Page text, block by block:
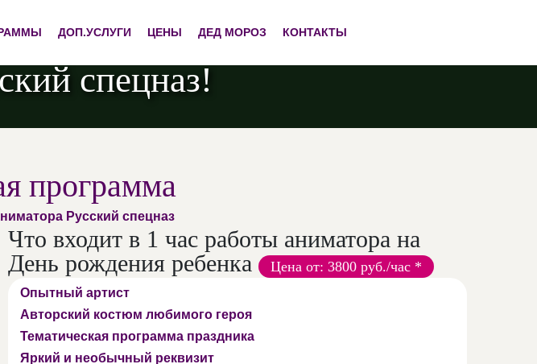
ДОП.УСЛУГИ ЦЕНЫ ДЕД МОРОЗ КОНТАКТЫ
спецназ!
программа
Русский спецназ
Что входит в 1 час работы аниматора на
День рождения ребенка
Цена от: 3800 руб./час *
Опытный артист
Авторский костюм любимого героя
Тематическая программа праздника
Яркий и необычный реквизит